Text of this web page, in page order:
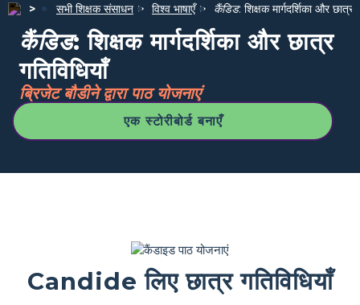
सभी शिक्षक संसाधन विश्व भाषाएँ कैंडिड: शिक्षक मार्गदर्शिका और छात्र
कैंडिड: शिक्षक मार्गदर्शिका और छात्र
गतिविधियाँ
ब्रिजेट बौडीने द्वारा पाठ योजनाएं
एक स्टोरीबोर्ड बनाएँ
Candide लिए छात्र गतिविधियाँ